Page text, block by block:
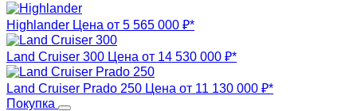
Highlander Цена от 5 565 000 ₽*
Land Cruiser 300 Цена от 14 530 000 ₽*
Land Cruiser Prado 250 Цена от 11 130 000 ₽*
Покупка